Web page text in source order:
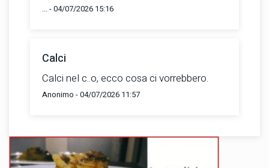
... - 04/07/2026 15:16
Calci
Calci nel c..o, ecco cosa ci vorrebbero.
Anonimo - 04/07/2026 11:57